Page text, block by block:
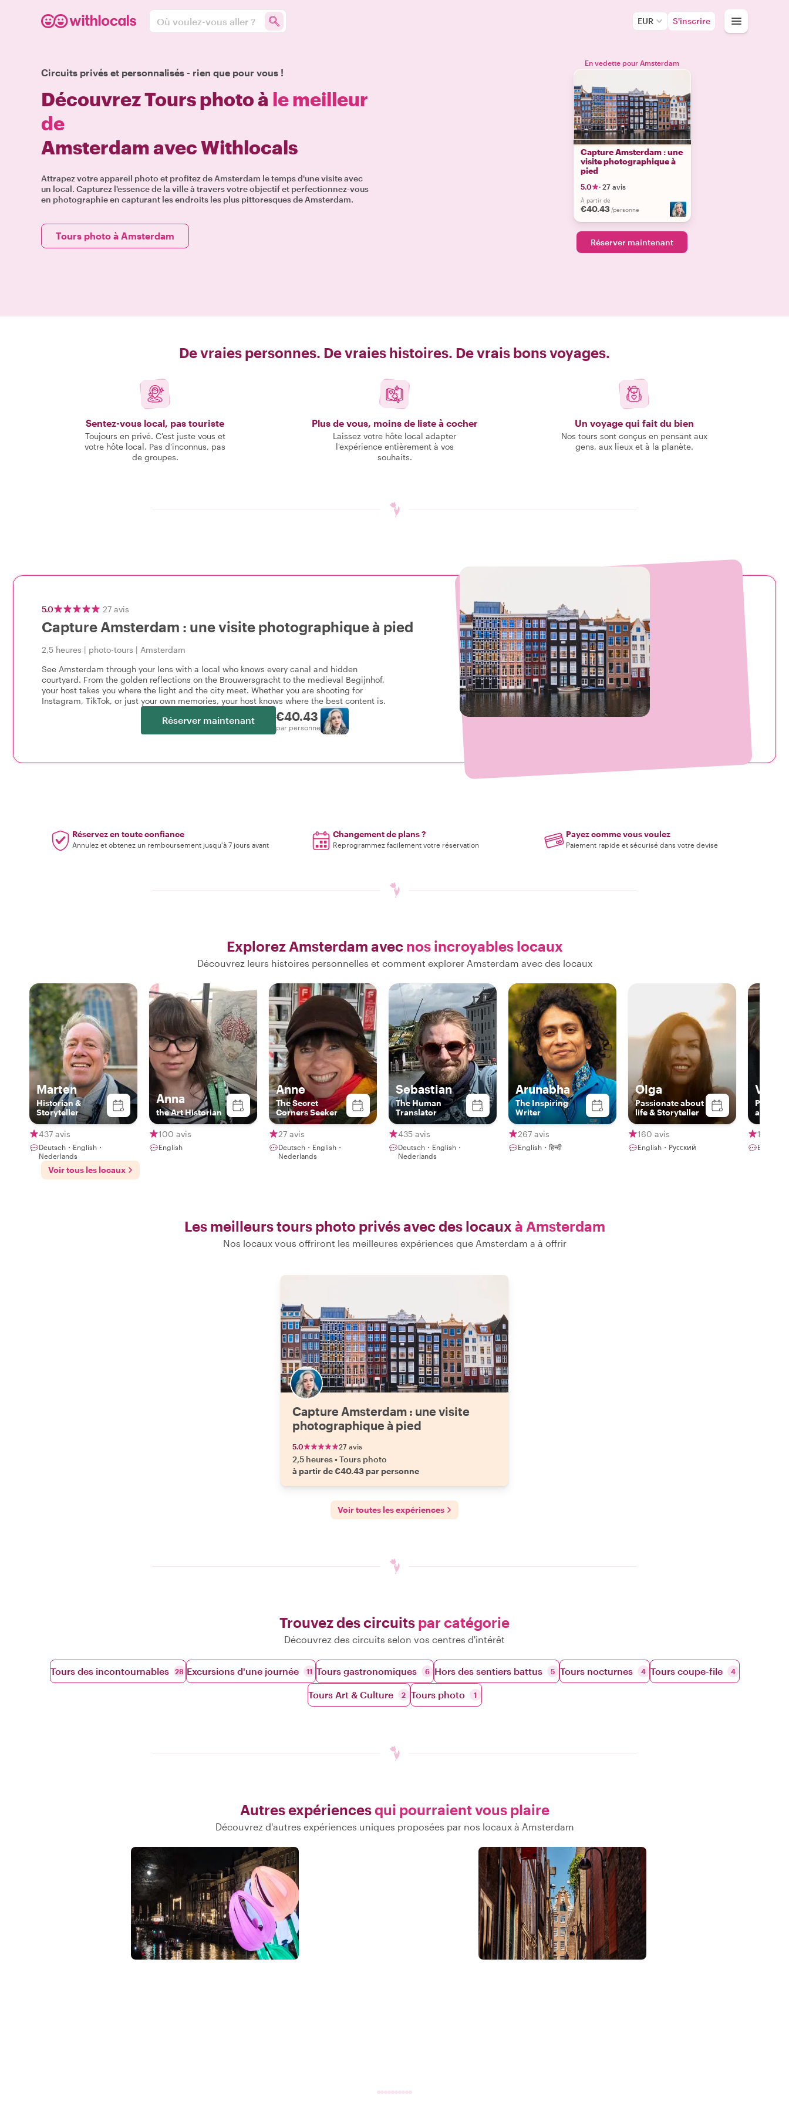
Où voulez-vous aller ? EUR S'inscrire
Circuits privés et personnalisés - rien que pour vous !
Découvrez Tours photo à le meilleur
de
Amsterdam avec Withlocals
Attrapez votre appareil photo et profitez de Amsterdam le temps d'une visite avec
un local. Capturez l'essence de la ville à travers votre objectif et perfectionnez-vous
en photographie en capturant les endroits les plus pittoresques de Amsterdam.
Tours photo à Amsterdam
En vedette pour Amsterdam
Capture Amsterdam : une
visite photographique à
pied
5.0 · 27 avis
À partir de
€40.43 /personne
Réserver maintenant
De vraies personnes. De vraies histoires. De vrais bons voyages.
Sentez-vous local, pas touriste
Toujours en privé. C'est juste vous et
votre hôte local. Pas d'inconnus, pas
de groupes.
Plus de vous, moins de liste à cocher
Laissez votre hôte local adapter
l'expérience entièrement à vos
souhaits.
Un voyage qui fait du bien
Nos tours sont conçus en pensant aux
gens, aux lieux et à la planète.
5.0 27 avis
Capture Amsterdam : une visite photographique à pied
2,5 heures | photo-tours | Amsterdam
See Amsterdam through your lens with a local who knows every canal and hidden
courtyard. From the golden reflections on the Brouwersgracht to the medieval Begijnhof,
your host takes you where the light and the city meet. Whether you are shooting for
Instagram, TikTok, or just your own memories, your host knows where the best content is.
Réserver maintenant €40.43
par personne
Réservez en toute confiance
Annulez et obtenez un remboursement jusqu'à 7 jours avant
Changement de plans ?
Reprogrammez facilement votre réservation
Payez comme vous voulez
Paiement rapide et sécurisé dans votre devise
Explorez Amsterdam avec nos incroyables locaux
Découvrez leurs histoires personnelles et comment explorer Amsterdam avec des locaux
Marten
Historian &
Storyteller
437 avis
Deutsch・English・
Nederlands
Anna
the Art Historian
100 avis
English
Anne
The Secret
Corners Seeker
27 avis
Deutsch・English・
Nederlands
Sebastian
The Human
Translator
435 avis
Deutsch・English・
Nederlands
Arunabha
The Inspiring
Writer
267 avis
English・हिन्दी
Olga
Passionate about
life & Storyteller
160 avis
English・Русский
Vita
artist
11 avis
English
Voir tous les locaux
Les meilleurs tours photo privés avec des locaux à Amsterdam
Nos locaux vous offriront les meilleures expériences que Amsterdam a à offrir
Capture Amsterdam : une visite
photographique à pied
5.0 27 avis
2,5 heures•Tours photo
à partir de €40.43 par personne
Voir toutes les expériences
Trouvez des circuits par catégorie
Découvrez des circuits selon vos centres d'intérêt
Tours des incontournables 28 Excursions d'une journée 11 Tours gastronomiques 6 Hors des sentiers battus 5 Tours nocturnes 4 Tours coupe-file 4
Tours Art & Culture 2 Tours photo 1
Autres expériencesqui pourraient vous plaire
Découvrez d'autres expériences uniques proposées par nos locaux à Amsterdam